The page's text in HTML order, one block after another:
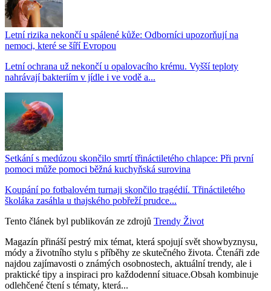
Letní rizika nekončí u spálené kůže: Odborníci upozorňují na
nemoci, které se šíří Evropou
Letní ochrana už nekončí u opalovacího krému. Vyšší teploty
nahrávají bakteriím v jídle i ve vodě a...
Setkání s medúzou skončilo smrtí třináctiletého chlapce: Při první
pomoci může pomoci běžná kuchyňská surovina
Koupání po fotbalovém turnaji skončilo tragédií. Třináctiletého
školáka zasáhla u thajského pobřeží prudce...
Tento článek byl publikován ze zdrojů Trendy Život
Magazín přináší pestrý mix témat, která spojují svět showbyznysu,
módy a životního stylu s příběhy ze skutečného života. Čtenáři zde
najdou zajímavosti o známých osobnostech, aktuální trendy, ale i
praktické tipy a inspiraci pro každodenní situace.Obsah kombinuje
odlehčené čtení s tématy, která...